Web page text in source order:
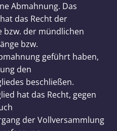
Abmahnung. Das
das Recht der
bzw. der mündlichen
bzw.
geführt haben,
den
beschließen.
hat das Recht, gegen
der Vollversammlung